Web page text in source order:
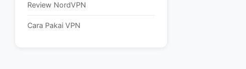
Review NordVPN
Cara Pakai VPN